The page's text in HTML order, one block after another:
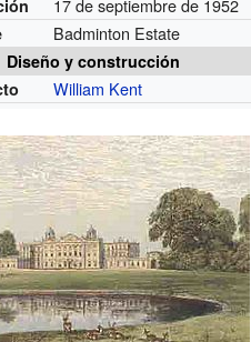
17 de septiembre de 1952
Badminton Estate
Diseño y construcción
William Kent